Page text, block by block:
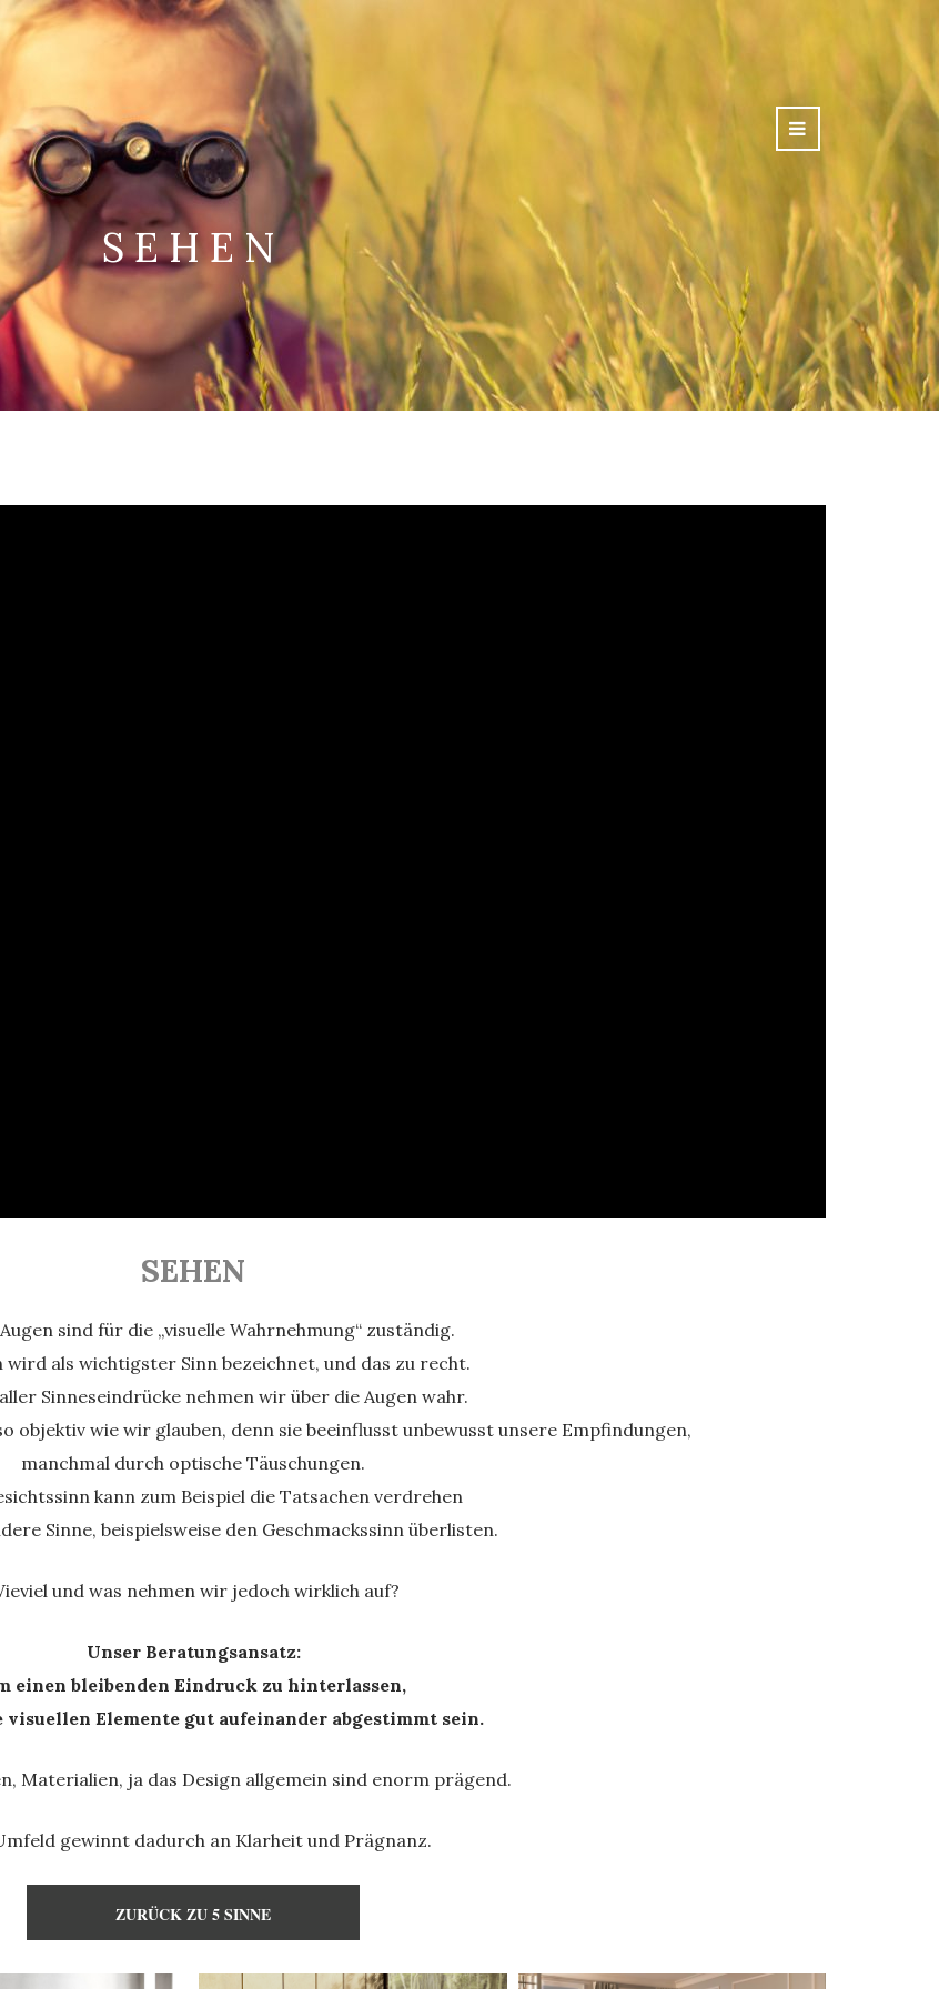
SEHEN
SEHEN
sind für die „visuelle Wahrnehmung“ zuständig.
wird als wichtigster Sinn bezeichnet, und das zu recht.
Sinneseindrücke nehmen wir über die Augen wahr.
objektiv wie wir glauben, denn sie beeinflusst unbewusst unsere Empfindungen,
manchmal durch optische Täuschungen.
kann zum Beispiel die Tatsachen verdrehen
Sinne, beispielsweise den Geschmackssinn überlisten.
und was nehmen wir jedoch wirklich auf?
Unser Beratungsansatz:
einen bleibenden Eindruck zu hinterlassen,
visuellen Elemente gut aufeinander abgestimmt sein.
Materialien, ja das Design allgemein sind enorm prägend.
gewinnt dadurch an Klarheit und Prägnanz.
ZURÜCK ZU 5 SINNE